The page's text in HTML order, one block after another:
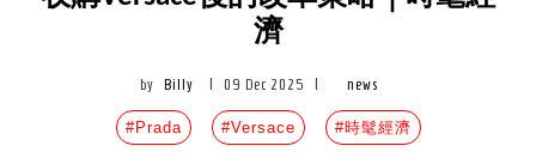
濟
by Billy 09 Dec 2025 news
#Prada #Versace #時髦經濟